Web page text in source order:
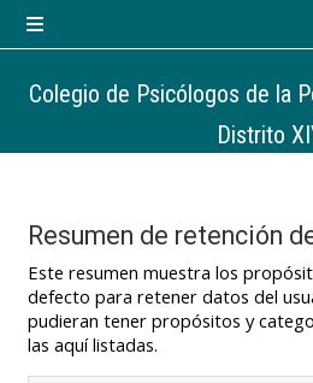
Salta al contenido principal
Panel lateral
Colegio de Psicólogos de la
Distrito
Resumen de retención
Este resumen muestra los
defecto para retener datos del
pudieran tener propósitos y
las aquí listadas.